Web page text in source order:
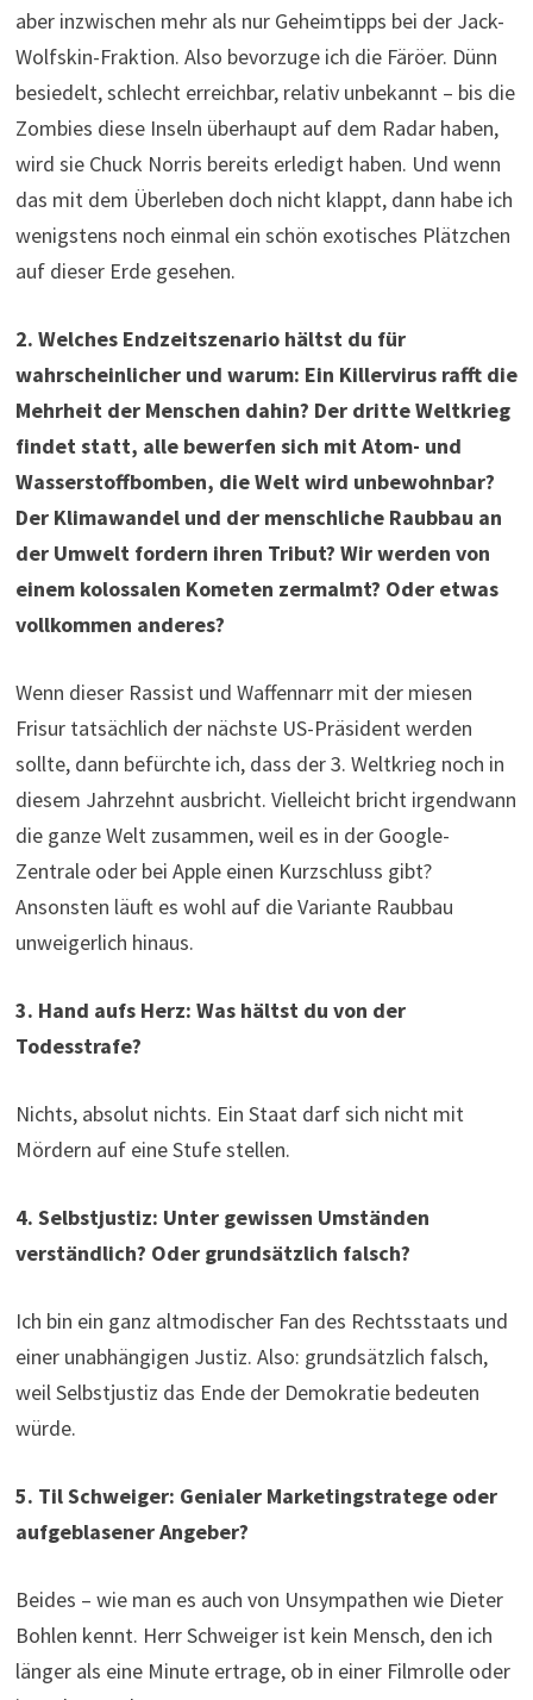
aber inzwischen mehr als nur Geheimtipps bei der Jack-
Wolfskin-Fraktion. Also bevorzuge ich die Färöer. Dünn
besiedelt, schlecht erreichbar, relativ unbekannt – bis die
Zombies diese Inseln überhaupt auf dem Radar haben,
wird sie Chuck Norris bereits erledigt haben. Und wenn
das mit dem Überleben doch nicht klappt, dann habe ich
wenigstens noch einmal ein schön exotisches Plätzchen
auf dieser Erde gesehen.
2. Welches Endzeitszenario hältst du für
wahrscheinlicher und warum: Ein Killervirus rafft die
Mehrheit der Menschen dahin? Der dritte Weltkrieg
findet statt, alle bewerfen sich mit Atom- und
Wasserstoffbomben, die Welt wird unbewohnbar?
Der Klimawandel und der menschliche Raubbau an
der Umwelt fordern ihren Tribut? Wir werden von
einem kolossalen Kometen zermalmt? Oder etwas
vollkommen anderes?
Wenn dieser Rassist und Waffennarr mit der miesen
Frisur tatsächlich der nächste US-Präsident werden
sollte, dann befürchte ich, dass der 3. Weltkrieg noch in
diesem Jahrzehnt ausbricht. Vielleicht bricht irgendwann
die ganze Welt zusammen, weil es in der Google-
Zentrale oder bei Apple einen Kurzschluss gibt?
Ansonsten läuft es wohl auf die Variante Raubbau
unweigerlich hinaus.
3. Hand aufs Herz: Was hältst du von der
Todesstrafe?
Nichts, absolut nichts. Ein Staat darf sich nicht mit
Mördern auf eine Stufe stellen.
4. Selbstjustiz: Unter gewissen Umständen
verständlich? Oder grundsätzlich falsch?
Ich bin ein ganz altmodischer Fan des Rechtsstaats und
einer unabhängigen Justiz. Also: grundsätzlich falsch,
weil Selbstjustiz das Ende der Demokratie bedeuten
würde.
5. Til Schweiger: Genialer Marketingstratege oder
aufgeblasener Angeber?
Beides – wie man es auch von Unsympathen wie Dieter
Bohlen kennt. Herr Schweiger ist kein Mensch, den ich
länger als eine Minute ertrage, ob in einer Filmrolle oder